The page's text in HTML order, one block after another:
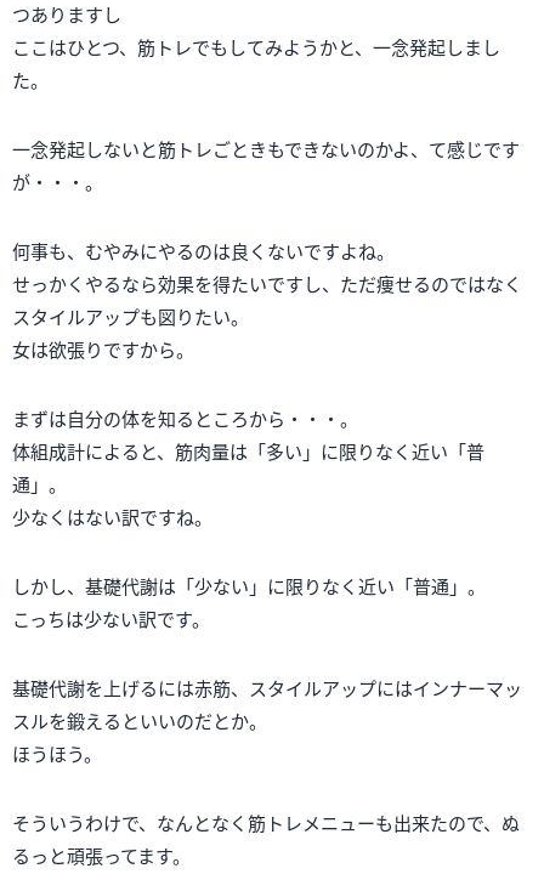
つありますし
ここはひとつ、筋トレでもしてみようかと、一念発起しまし
た。
一念発起しないと筋トレごときもできないのかよ、て感じです
が・・・。
何事も、むやみにやるのは良くないですよね。
せっかくやるなら効果を得たいですし、ただ痩せるのではなく
スタイルアップも図りたい。
女は欲張りですから。
まずは自分の体を知るところから・・・。
体組成計によると、筋肉量は「多い」に限りなく近い「普
通」。
少なくはない訳ですね。
しかし、基礎代謝は「少ない」に限りなく近い「普通」。
こっちは少ない訳です。
基礎代謝を上げるには赤筋、スタイルアップにはインナーマッ
スルを鍛えるといいのだとか。
ほうほう。
そういうわけで、なんとなく筋トレメニューも出来たので、ぬ
るっと頑張ってます。